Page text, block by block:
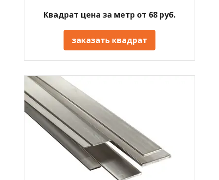
Квадрат цена за метр от 68 руб.
заказать квадрат